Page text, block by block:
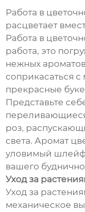
Работа в
расцветает
Работа в
работа, это
нежных
соприкасаться
прекрасные
Представьте
роз,
света. Аромат
уловимый шлейф
вашего
Уход за
Уход за
механическое